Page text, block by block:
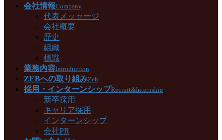
会社情報Company
代表メッセージ
会社概要
歴史
組織
標識
業務内容Introduction
ZEBへの取り組みZeb
採用・インターンシップRecruit&Internship
新卒採用
キャリア採用
インターンシップ
会社PR